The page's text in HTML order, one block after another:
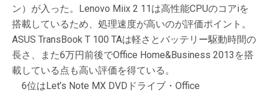
ン）が入った。Lenovo Miix 2 11は高性能CPUのコアiを
搭載しているため、処理速度が高いのが評価ポイント。
ASUS TransBook T 100 TAは軽さとバッテリー駆動時間の
長さ、また6万円前後でOffice Home&Business 2013を搭
載している点も高い評価を得ている。
6位はLet’s Note MX DVDドライブ・Office